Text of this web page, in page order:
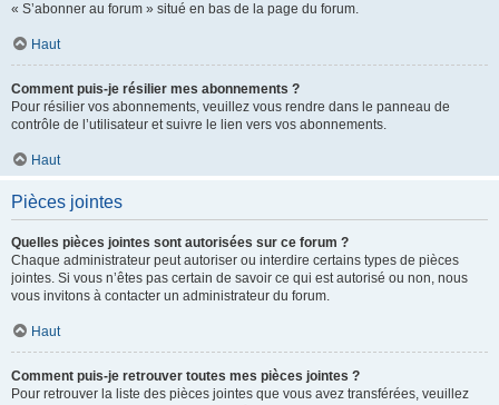
« S’abonner au forum » situé en bas de la page du forum.
Haut
Comment puis-je résilier mes abonnements ?
Pour résilier vos abonnements, veuillez vous rendre dans le panneau de
contrôle de l’utilisateur et suivre le lien vers vos abonnements.
Haut
Pièces jointes
Quelles pièces jointes sont autorisées sur ce forum ?
Chaque administrateur peut autoriser ou interdire certains types de pièces
jointes. Si vous n’êtes pas certain de savoir ce qui est autorisé ou non, nous
vous invitons à contacter un administrateur du forum.
Haut
Comment puis-je retrouver toutes mes pièces jointes ?
Pour retrouver la liste des pièces jointes que vous avez transférées, veuillez